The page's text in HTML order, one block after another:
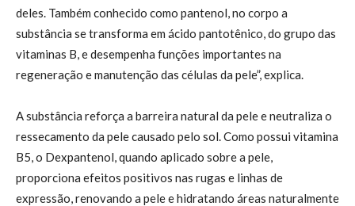
deles. Também conhecido como pantenol, no corpo a
substância se transforma em ácido pantotênico, do grupo das
vitaminas B, e desempenha funções importantes na
regeneração e manutenção das células da pele”, explica.
A substância reforça a barreira natural da pele e neutraliza o
ressecamento da pele causado pelo sol. Como possui vitamina
B5, o Dexpantenol, quando aplicado sobre a pele,
proporciona efeitos positivos nas rugas e linhas de
expressão, renovando a pele e hidratando áreas naturalmente